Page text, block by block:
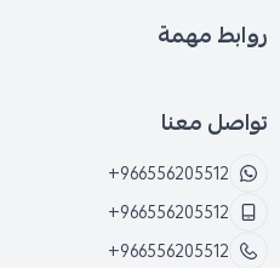
روابط مهمة
تواصل معنا
+966556205512
+966556205512
+966556205512